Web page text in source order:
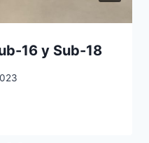
16 y Sub-18